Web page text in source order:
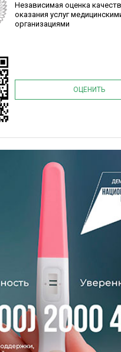
Независимая оценка
оказания услуг
организациями
ОЦЕНИТЬ